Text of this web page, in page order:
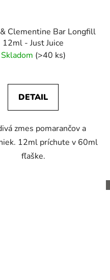
Clementine Bar Longfill
12ml - Just Juice
Skladom (>40 ks)
DETAIL
zmes pomarančov a
12ml príchute v 60ml
fľaške.